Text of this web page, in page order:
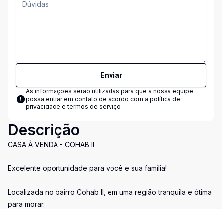
Enviar
As informações serão utilizadas para que a nossa equipe
possa entrar em contato de acordo com a política de
privacidade e termos de serviço
Descrição
CASA À VENDA - COHAB II
Excelente oportunidade para você e sua família!
Localizada no bairro Cohab II, em uma região tranquila e ótima
para morar.